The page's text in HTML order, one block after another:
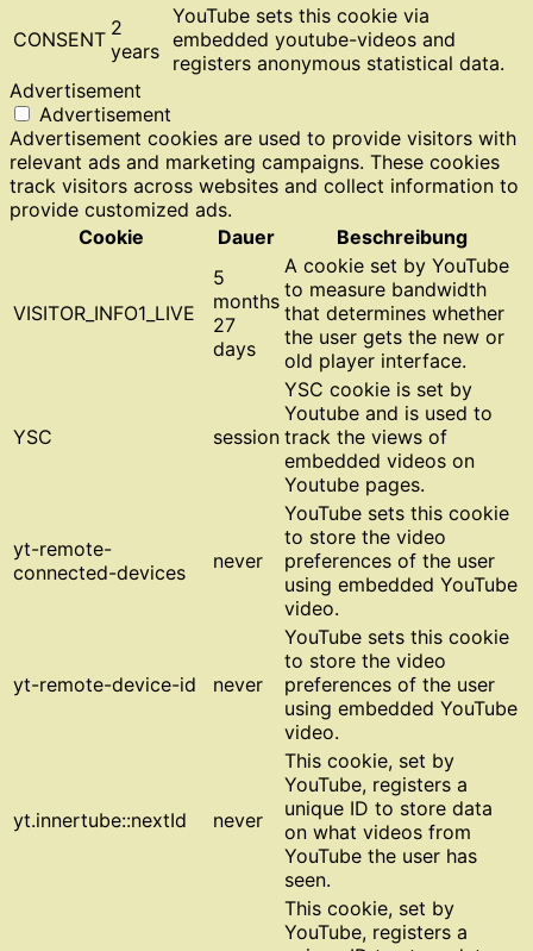
CONSENT 2
years
YouTube sets this cookie via
embedded youtube-videos and
registers anonymous statistical data.
Advertisement
Advertisement
Advertisement cookies are used to provide visitors with
relevant ads and marketing campaigns. These cookies
track visitors across websites and collect information to
provide customized ads.
Cookie
Dauer Beschreibung
VISITOR_INFO1_LIVE
5
months
27
days
A cookie set by YouTube
to measure bandwidth
that determines whether
the user gets the new or
old player interface.
YSC session
YSC cookie is set by
Youtube and is used to
track the views of
embedded videos on
Youtube pages.
yt-remote-
connected-devices
never
YouTube sets this cookie
to store the video
preferences of the user
using embedded YouTube
video.
yt-remote-device-id never
YouTube sets this cookie
to store the video
preferences of the user
using embedded YouTube
video.
yt.innertube::nextId never
This cookie, set by
YouTube, registers a
unique ID to store data
on what videos from
YouTube the user has
seen.
This cookie, set by
YouTube, registers a